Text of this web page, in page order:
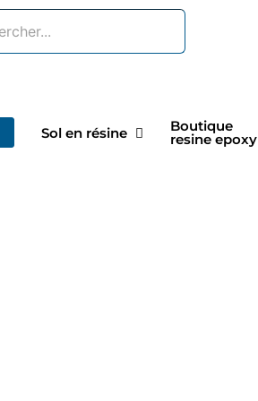
Sol en résine Boutique
resine epoxy